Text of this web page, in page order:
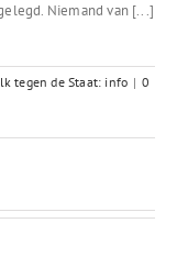
Niemand van [...]
tegen de Staat: info | 0